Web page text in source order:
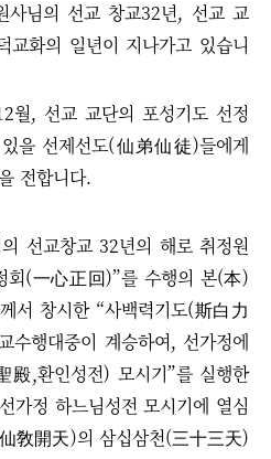
사님의 선교 창교32년, 선교 교
교화의 일년이 지나가고 있습니
월, 선교 교단의 포성기도 선정
을 선제선도(仙弟仙徒)들에게
전합니다.
선교창교 32년의 해로 취정원
회(一心正回)”를 수행의 본(本)
서 창시한 “사백력기도(斯白力
수행대중이 계승하여, 선가정에
殿,환인성전) 모시기”를 실행한
가정 하느님성전 모시기에 열심
敎開天)의 삼십삼천(三十三天)